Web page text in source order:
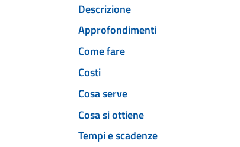
Descrizione
Approfondimenti
Come fare
Costi
Cosa serve
Cosa si ottiene
Tempi e scadenze